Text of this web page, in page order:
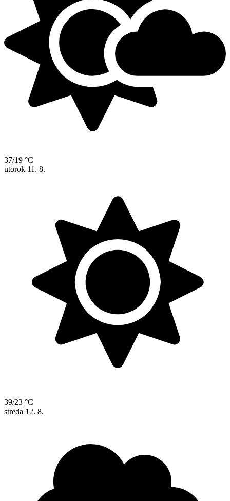
37/19 °C
utorok 11. 8.
39/23 °C
streda 12. 8.